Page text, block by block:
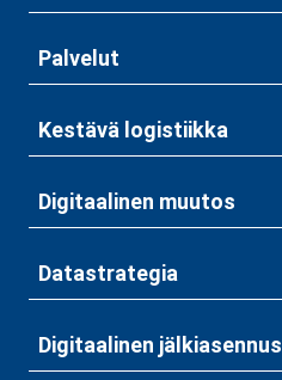
Palvelut
Kestävä logistiikka
Digitaalinen muutos
Datastrategia
Digitaalinen jälkiasennus